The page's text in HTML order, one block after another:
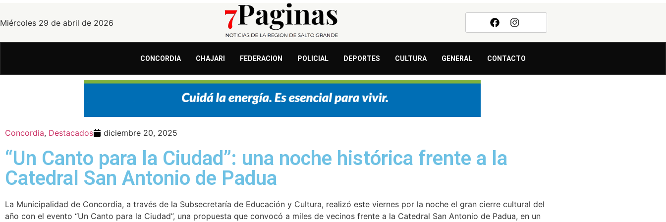
Miércoles 29 de abril de 2026
CONCORDIA CHAJARI FEDERACION POLICIAL DEPORTES CULTURA GENERAL CONTACTO
Concordia, Destacados diciembre 20, 2025
“Un Canto para la Ciudad”: una noche histórica frente a la
Catedral San Antonio de Padua
La Municipalidad de Concordia, a través de la Subsecretaría de Educación y Cultura, realizó este viernes por la noche el gran cierre cultural del
año con el evento “Un Canto para la Ciudad”, una propuesta que convocó a miles de vecinos frente a la Catedral San Antonio de Padua, en un